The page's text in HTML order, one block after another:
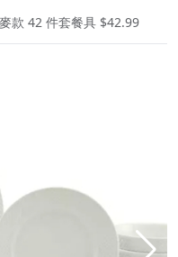
款 42 件套餐具 $42.99